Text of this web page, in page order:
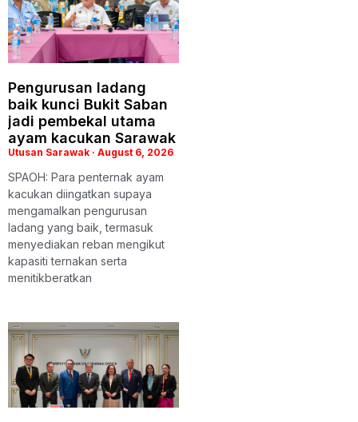
Pengurusan ladang
baik kunci Bukit Saban
jadi pembekal utama
ayam kacukan Sarawak
Utusan Sarawak August 6, 2026
SPAOH: Para penternak ayam
kacukan diingatkan supaya
mengamalkan pengurusan
ladang yang baik, termasuk
menyediakan reban mengikut
kapasiti ternakan serta
menitikberatkan